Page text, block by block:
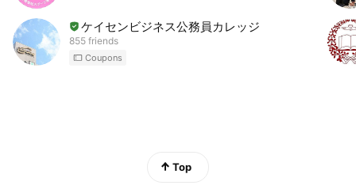
ケイセンビジネス公務員カレッジ
855 friends
Coupons
Top